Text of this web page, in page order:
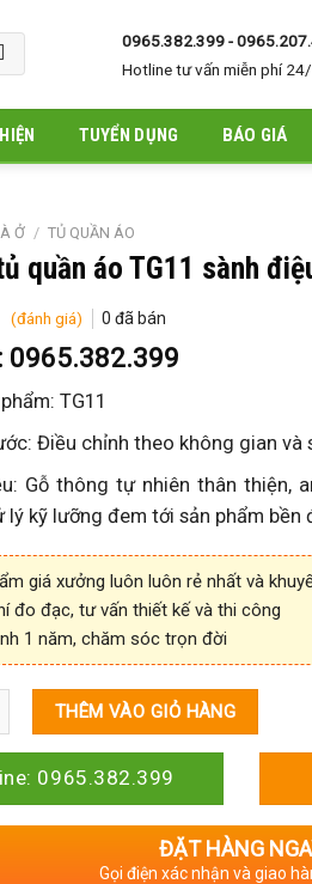
0965.382.399 -
Hotline tư vấn miễn phí
TUYỂN DỤNG BÁO GIÁ
Ở / TỦ QUẦN ÁO
quần áo TG11 sành
(đánh giá) 0 đã bán
0965.382.399
TG11
Điều chỉnh theo không gian và
Gỗ thông tự nhiên thân thiện,
lý kỹ lưỡng đem tới sản phẩm bền
giá xưởng luôn luôn rẻ nhất và
đo đạc, tư vấn thiết kế và thi công
1 năm, chăm sóc trọn đời
THÊM VÀO GIỎ HÀNG
0965.382.399
ĐẶT HÀNG
Gọi điện xác nhận và giao